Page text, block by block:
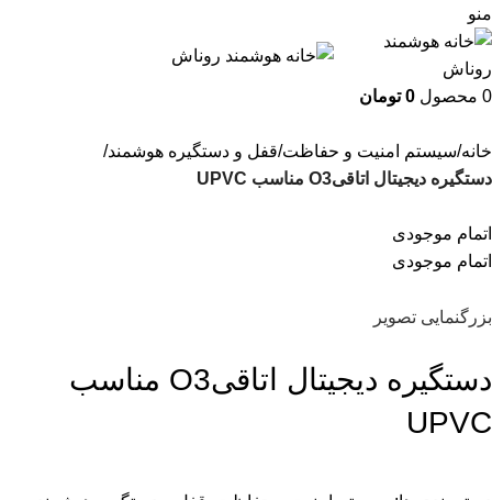
منو
0 محصول 0 تومان
خانه سیستم امنیت و حفاظت قفل و دستگیره هوشمند
دستگیره دیجیتال اتاقیO3 مناسب UPVC
اتمام موجودی
اتمام موجودی
بزرگنمایی تصویر
دستگیره دیجیتال اتاقیO3 مناسب
UPVC